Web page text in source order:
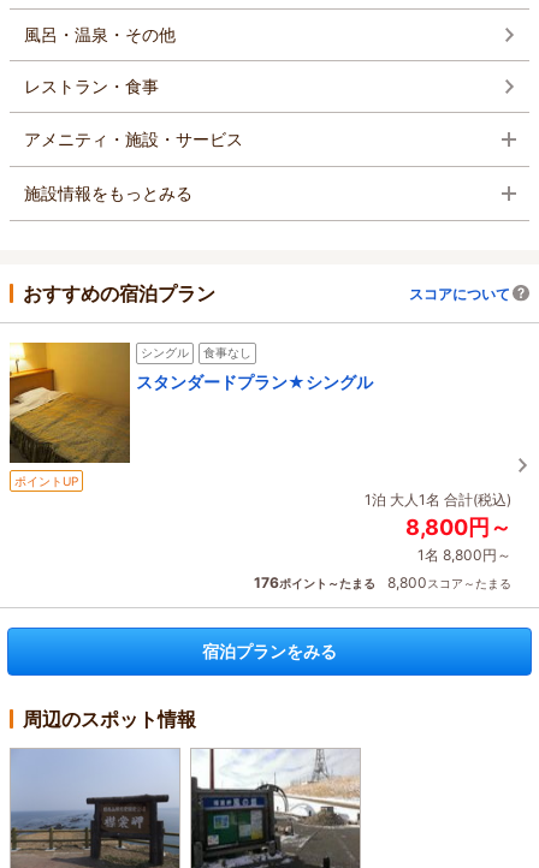
風呂・温泉・その他
レストラン・食事
アメニティ・施設・サービス
施設情報をもっとみる
おすすめの宿泊プラン スコアについて
シングル 食事なし
スタンダードプラン★シングル
ポイントUP
1泊 大人1名 合計(税込)
8,800円～
1名 8,800円～
176ポイント～たまる 8,800スコア～たまる
宿泊プランをみる
周辺のスポット情報